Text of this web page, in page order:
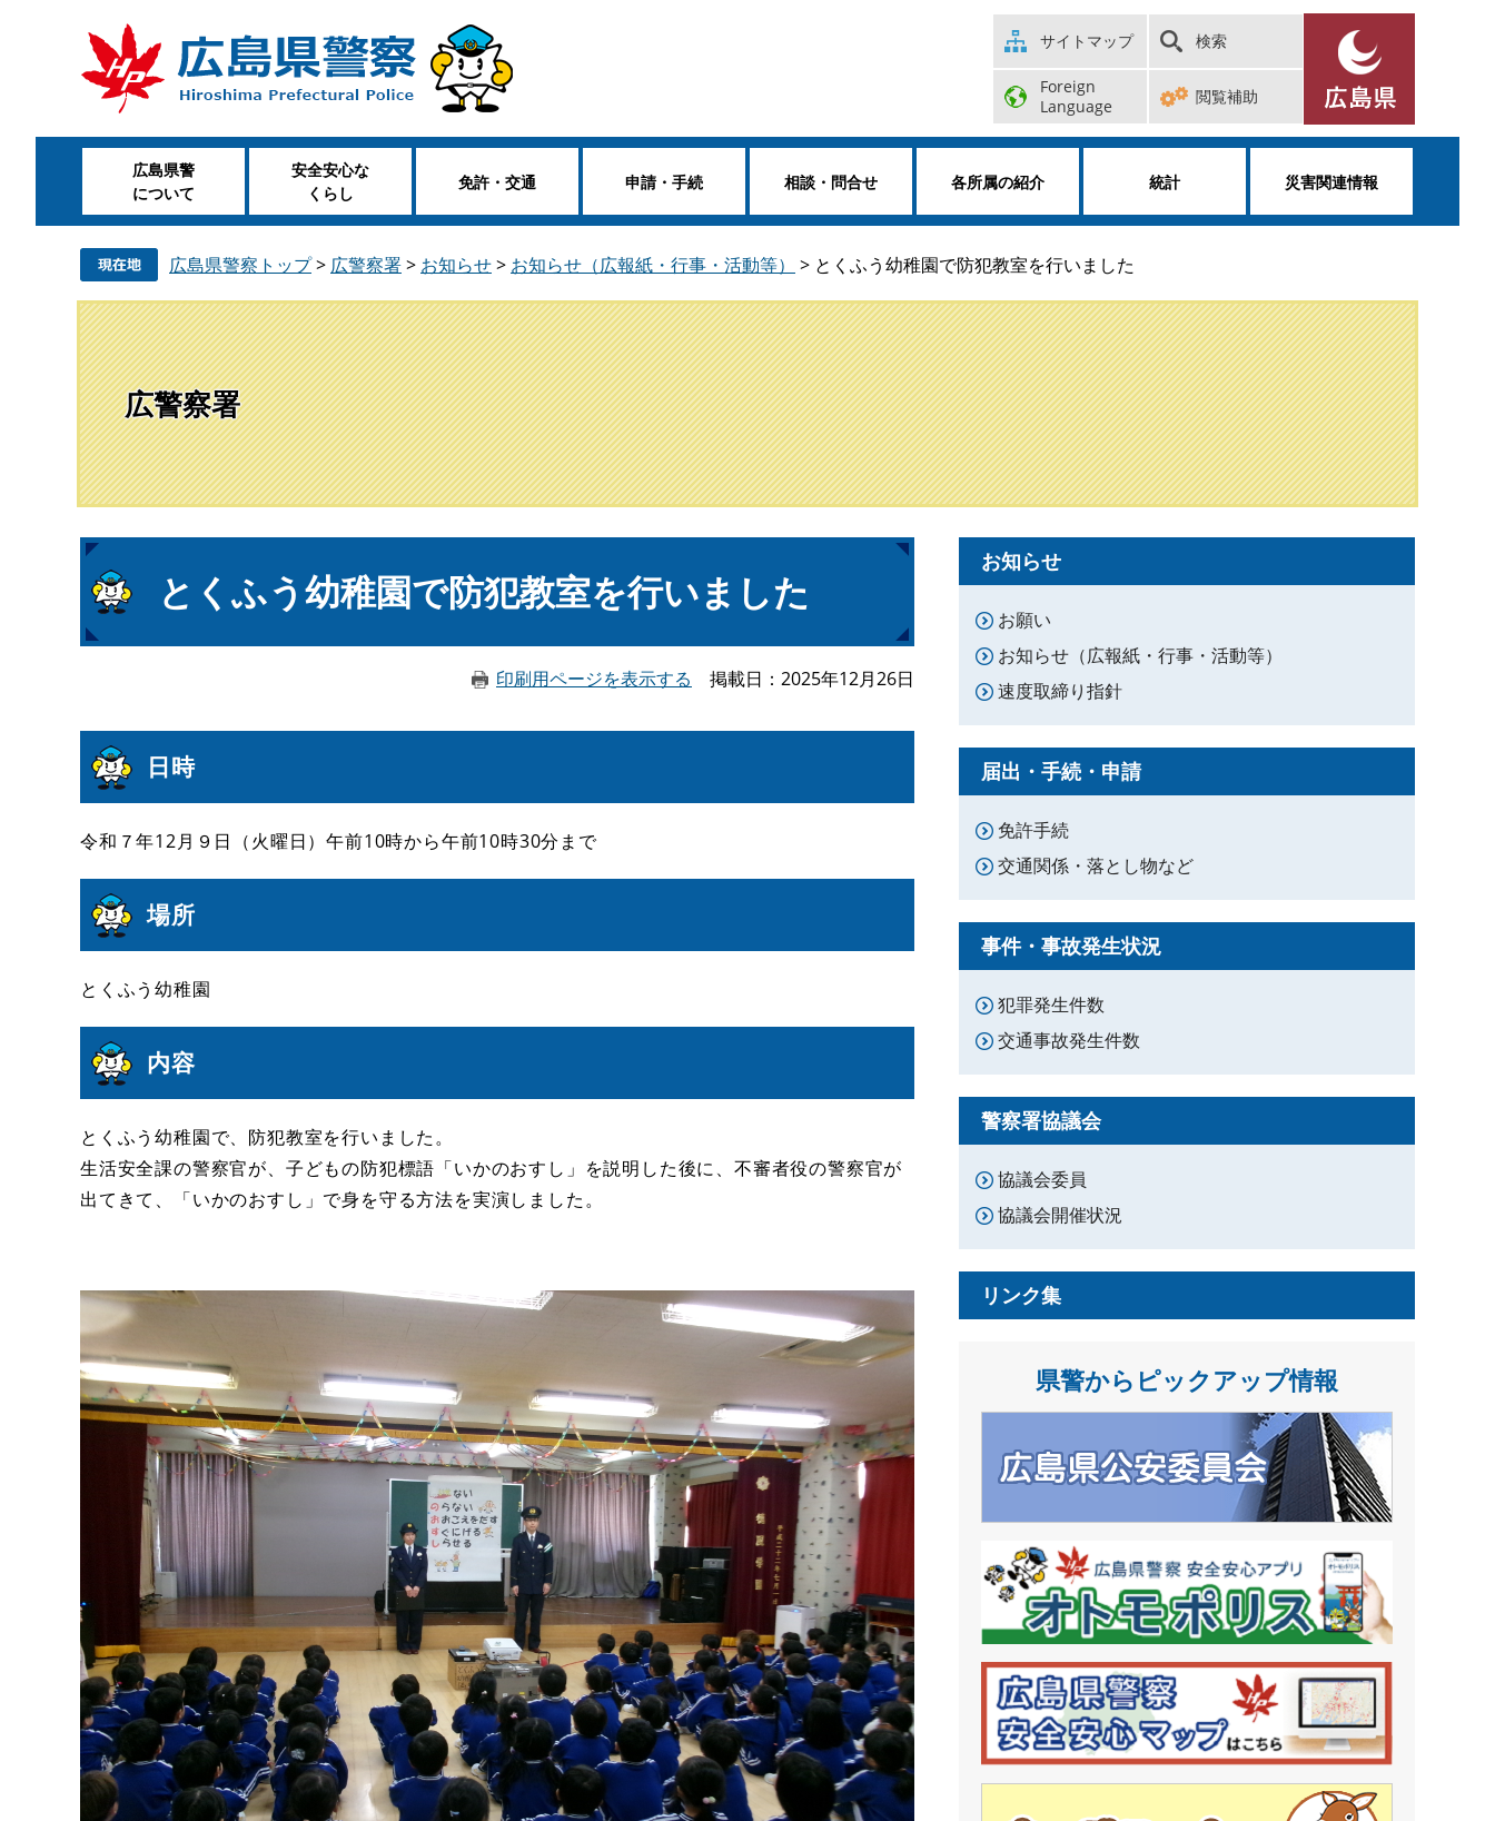
。
て
サイトマップ 検索
Foreign
Language
閲覧補助
広島県警
について
安全安心な
くらし
免許・交通 申請・手続 相談・問合せ 各所属の紹介 統計 災害関連情報
広島県警察トップ> 広警察署> お知らせ> お知らせ（広報紙・行事・活動等） > とくふう幼稚園で防犯教室を行いました
広警察署
文
とくふう幼稚園で防犯教室を行いました
印刷用ページを表示する 掲載日 2025年12月26日
日時
令和７年12月９日（火曜日）午前10時から午前10時30分まで
場所
とくふう幼稚園
内容
とくふう幼稚園で、防犯教室を行いました。
生活安全課の警察官が、子どもの防犯標語「いかのおすし」を説明した後に、不審者役の警察官が
出てきて、「いかのおすし」で身を守る方法を実演しました。
お知らせ
お願い
お知らせ（広報紙・行事・活動等）
速度取締り指針
届出・手続・申請
免許手続
交通関係・落とし物など
事件・事故発生状況
犯罪発生件数
交通事故発生件数
警察署協議会
協議会委員
協議会開催状況
リンク集
県警からピックアップ情報